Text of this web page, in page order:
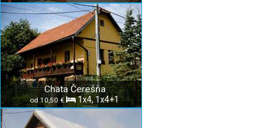
Chata Čerešňa
od 10,50 € 1x4, 1x4+1